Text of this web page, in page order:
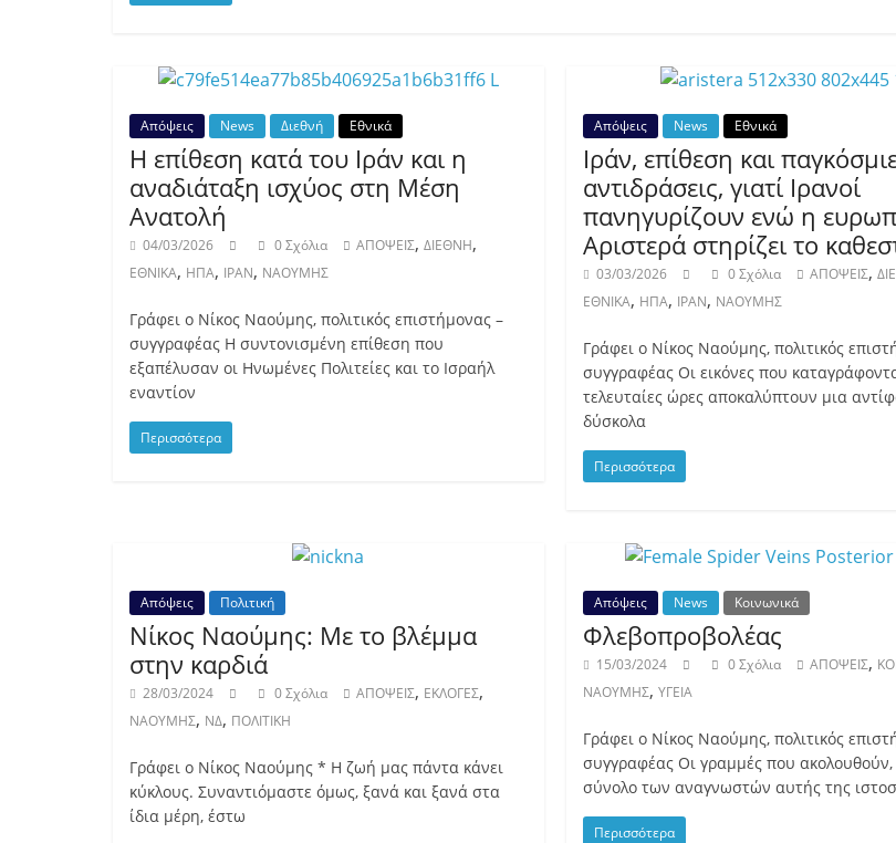
Απόψεις News Διεθνή Εθνικά
Η επίθεση κατά του Ιράν και η
αναδιάταξη ισχύος στη Μέση
Ανατολή
04/03/2026 0 Σχόλια ΑΠΟΨΕΙΣ, ΔΙΕΘΝΗ,
ΕΘΝΙΚΑ, ΗΠΑ, ΙΡΑΝ, ΝΑΟΥΜΗΣ
Γράφει ο Νίκος Ναούμης, πολιτικός επιστήμονας –
συγγραφέας Η συντονισμένη επίθεση που
εξαπέλυσαν οι Ηνωμένες Πολιτείες και το Ισραήλ
εναντίον
Περισσότερα
Απόψεις News Εθνικά
Ιράν, επίθεση και
αντιδράσεις, γιατί Ιρανοί
πανηγυρίζουν ενώ η
Αριστερά στηρίζει το
03/03/2026 0 Σχόλια ΑΠΟΨΕΙΣ,
ΕΘΝΙΚΑ, ΗΠΑ, ΙΡΑΝ, ΝΑΟΥΜΗΣ
Γράφει ο Νίκος Ναούμης, πολιτικός
συγγραφέας Οι εικόνες που
τελευταίες ώρες αποκαλύπτουν μια
δύσκολα
Περισσότερα
Απόψεις Πολιτική
Νίκος Ναούμης: Με το βλέμμα
στην καρδιά
28/03/2024 0 Σχόλια ΑΠΟΨΕΙΣ, ΕΚΛΟΓΕΣ,
ΝΑΟΥΜΗΣ, ΝΔ, ΠΟΛΙΤΙΚΗ
Γράφει ο Νίκος Ναούμης * Η ζωή μας πάντα κάνει
κύκλους. Συναντιόμαστε όμως, ξανά και ξανά στα
ίδια μέρη, έστω
Απόψεις News Κοινωνικά
Φλεβοπροβολέας
15/03/2024 0 Σχόλια ΑΠΟΨΕΙΣ,
ΝΑΟΥΜΗΣ,ΥΓΕΙΑ
Γράφει ο Νίκος Ναούμης, πολιτικός
συγγραφέας Οι γραμμές που ακολουθούν,
σύνολο των αναγνωστών αυτής της
Περισσότερα